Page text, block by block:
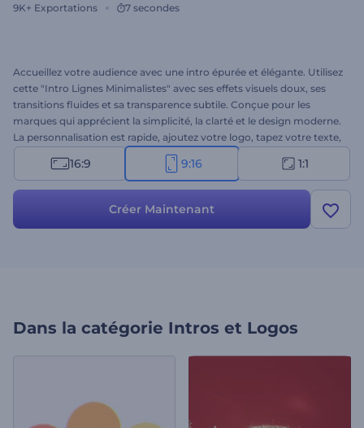
9K+ Exportations 7 secondes
Accueillez votre audience avec une intro épurée et élégante. Utilisez
cette "Intro Lignes Minimalistes" avec ses effets visuels doux, ses
transitions fluides et sa transparence subtile. Conçue pour les
marques qui apprécient la simplicité, la clarté et le design moderne.
La personnalisation est rapide, ajoutez votre logo, tapez votre texte,
et sélectionnez votre piste musicale. Un choix parfait pour les
entreprises IT, les créateurs digitaux, les startups modernes, les
16:9 9:16 1:1
Créer Maintenant
Dans la catégorie Intros et Logos